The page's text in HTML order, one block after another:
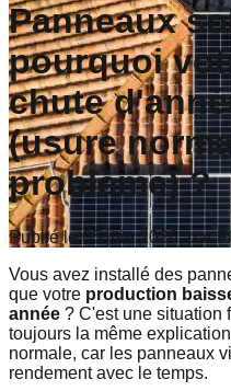
Panneaux
pourquoi
chute
(usure
problème) ?
Publié le 05 juin 2026, par
Vous avez installé des
que votre production
année ? C'est une situation
toujours la même
normale, car les panneaux
rendement avec le temps.